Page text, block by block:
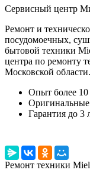
Сервисный центр
Ремонт и
посудомоечных,
бытовой техники
центра по ремонту
Московской области.
Опыт более 10
Оригинальные
Гарантия до 3
Ремонт техники